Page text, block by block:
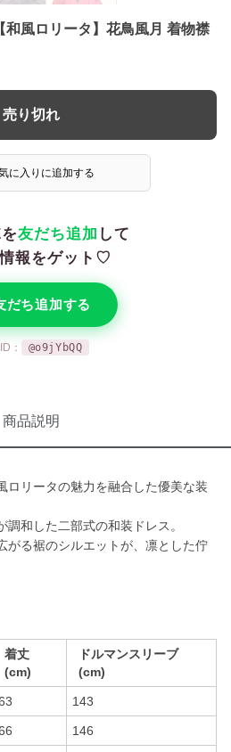
和風ロリータ】花鳥風月 着物襟
売り切れ
に入りに追加する
友だち追加 して
報をゲット♡
だち追加する
： @o9jYbQQ
商品説明
ロリータの魅力を融合した優美な装
和した二部式の和装ドレス。
がる裾のシルエットが、凛とした佇
着丈
(cm)
ドルマンスリーブ
(cm)
143
146